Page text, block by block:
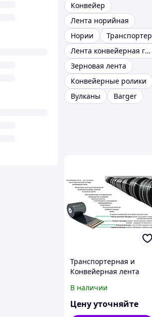
Конвейер
Лента норийная
Нории
Транспортер
Лента конвейерная гост
Зерновая лента
Конвейерные ролики
Вулканы
Barger
Транспортерная и
Конвейерная лента
В наличии
Цену уточняйте